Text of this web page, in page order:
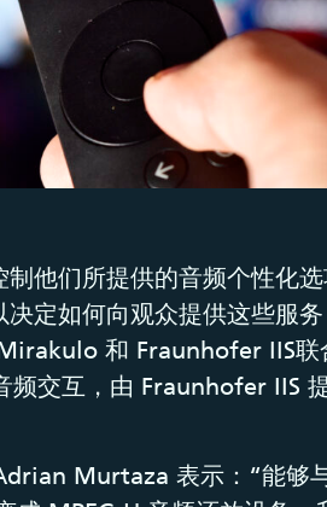
他们所提供的音频个性化
定如何向观众提供这些服
和 Fraunhofer IIS联
交互，由 Fraunhofer IIS
Murtaza 表示：“能够